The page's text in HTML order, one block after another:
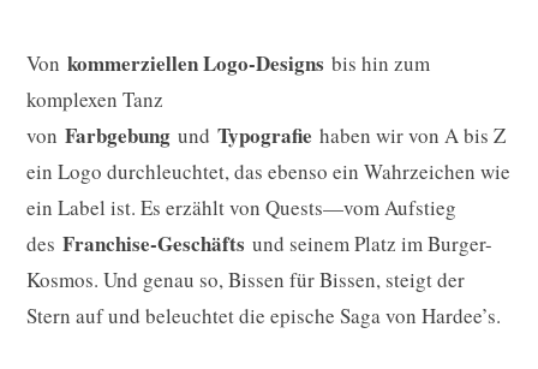
Von kommerziellen Logo-Designs bis hin zum
komplexen Tanz
von Farbgebung und Typografie haben wir von A bis Z
ein Logo durchleuchtet, das ebenso ein Wahrzeichen wie
ein Label ist. Es erzählt von Quests—vom Aufstieg
des Franchise-Geschäfts und seinem Platz im Burger-
Kosmos. Und genau so, Bissen für Bissen, steigt der
Stern auf und beleuchtet die epische Saga von Hardee’s.